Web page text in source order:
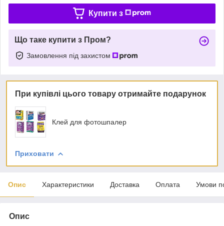
Купити з
Що таке купити з Пром?
Замовлення під захистом
При купівлі цього товару отримайте подарунок
Клей для фотошпалер
Приховати
Опис Характеристики Доставка Оплата Умови
Опис